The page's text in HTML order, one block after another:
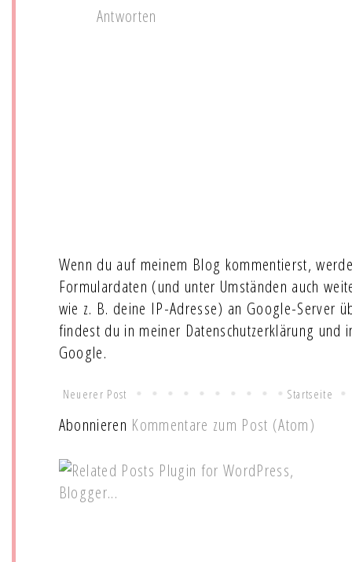
Antworten
Wenn du auf meinem Blog kommentierst,
Formulardaten (und unter Umständen auch
wie z. B. deine IP-Adresse) an Google-Server
findest du in meiner Datenschutzerklärung und
Google.
Neuerer Post Startseite
Abonnieren Kommentare zum Post (Atom)